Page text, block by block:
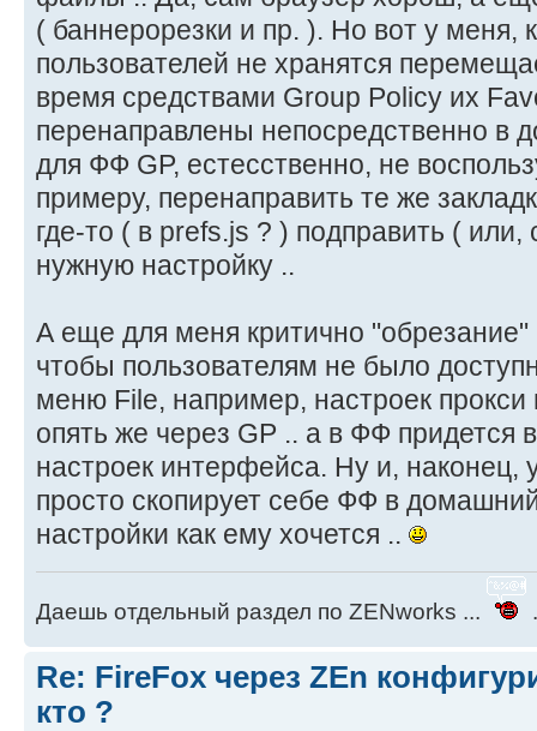
( баннерорезки и пр. ). Но вот у меня,
пользователей не хранятся
время средствами Group Policy их
перенаправлены непосредственно в
для ФФ GP, естесственно, не
примеру, перенаправить те же
где-то ( в prefs.js ? ) подправить ( или,
нужную настройку ..
А еще для меня критично
чтобы пользователям не было
меню File, например, настроек
опять же через GP .. а в ФФ придется
настроек интерфейса. Ну и, наконец,
просто скопирует себе ФФ в
настройки как ему хочется ..
Даешь отдельный раздел по ZENworks ...
Re: FireFox через ZEn
кто ?